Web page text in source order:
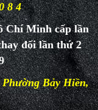
8 4
Chí Minh cấp lần
đổi lần thứ 2
Bảy Hiền,